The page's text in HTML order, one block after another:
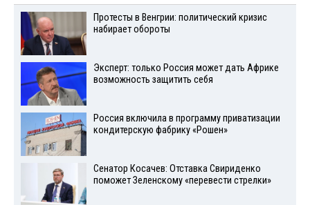
Протесты в Венгрии: политический кризис
набирает обороты
Эксперт: только Россия может дать Африке
возможность защитить себя
Россия включила в программу приватизации
кондитерскую фабрику «Рошен»
Сенатор Косачев: Отставка Свириденко
поможет Зеленскому «перевести стрелки»